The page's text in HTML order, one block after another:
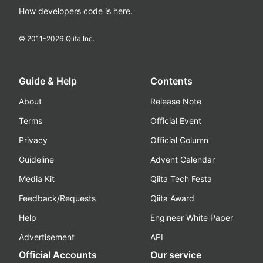
How developers code is here.
© 2011-2026 Qiita Inc.
Guide & Help
About
Terms
Privacy
Guideline
Media Kit
Feedback/Requests
Help
Advertisement
Contents
Release Note
Official Event
Official Column
Advent Calendar
Qiita Tech Festa
Qiita Award
Engineer White Paper
API
Official Accounts Our service